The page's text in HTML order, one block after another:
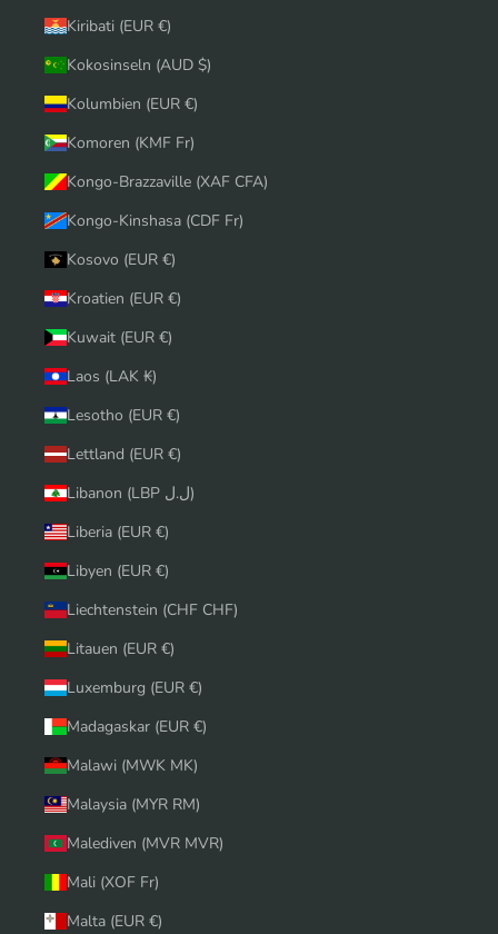
Kiribati (EUR €)
Kokosinseln (AUD $)
Kolumbien (EUR €)
Komoren (KMF Fr)
Kongo-Brazzaville (XAF CFA)
Kongo-Kinshasa (CDF Fr)
Kosovo (EUR €)
Kroatien (EUR €)
Kuwait (EUR €)
Laos (LAK ₭)
Lesotho (EUR €)
Lettland (EUR €)
Libanon (LBP ل.ل)
Liberia (EUR €)
Libyen (EUR €)
Liechtenstein (CHF CHF)
Litauen (EUR €)
Luxemburg (EUR €)
Madagaskar (EUR €)
Malawi (MWK MK)
Malaysia (MYR RM)
Malediven (MVR MVR)
Mali (XOF Fr)
Malta (EUR €)